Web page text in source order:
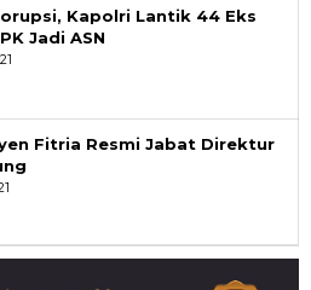
Kapolri Lantik 44 Eks
Jadi ASN
Fitria Resmi Jabat Direktur